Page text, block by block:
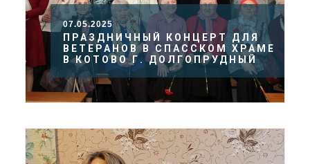
07.05.2025
ПРАЗДНИЧНЫЙ КОНЦЕРТ ДЛЯ
ВЕТЕРАНОВ В СПАССКОМ ХРАМЕ
В КОТОВО Г. ДОЛГОПРУДНЫЙ